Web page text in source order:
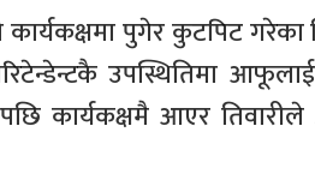
पुगेर कुटपिट गरेका
उपस्थितिमा
पछि कार्यकक्षमै आएर